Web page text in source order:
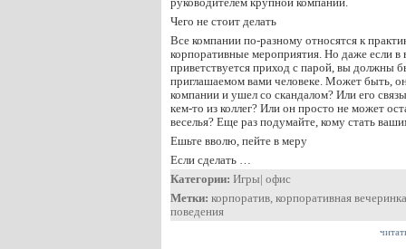
Чего не стоит делать
Все компании по-разному относятся к
корпоративные мероприятия. Но даже если
приветствуется приход с парой, вы должны
приглашаемом вами человеке. Может быть,
компании и ушел со скандалом? Или его
кем-то из коллег? Или он просто не может
веселья? Еще раз подумайте, кому стать
Ешьте вволю, пейте в меру
Если сделать …
Категории: Игры| офис
Метки: корпоратив, корпоративная вечеринка
поведения